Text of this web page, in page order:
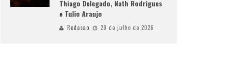
Thiago Delegado, Nath Rodrigues
e Tulio Araujo
Redacao 20 de julho de 2026